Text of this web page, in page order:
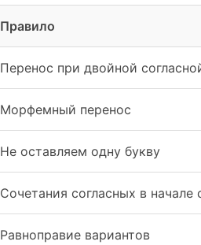
Правило
Перенос при двойной
Морфемный перенос
Не оставляем одну букву
Сочетания согласных в начале
Равноправие вариантов